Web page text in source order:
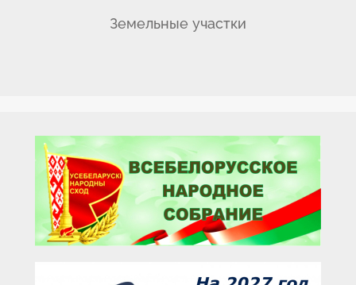
Земельные участки